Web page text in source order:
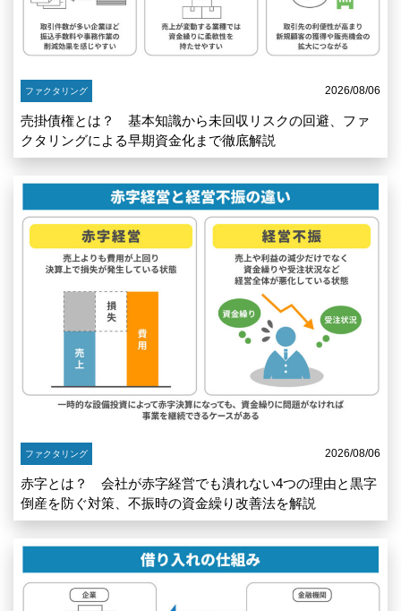
ファクタリング 2026/08/06
売掛債権とは？ 基本知識から未回収リスクの回避、ファ
クタリングによる早期資金化まで徹底解説
ファクタリング 2026/08/06
赤字とは？ 会社が赤字経営でも潰れない4つの理由と黒字
倒産を防ぐ対策、不振時の資金繰り改善法を解説